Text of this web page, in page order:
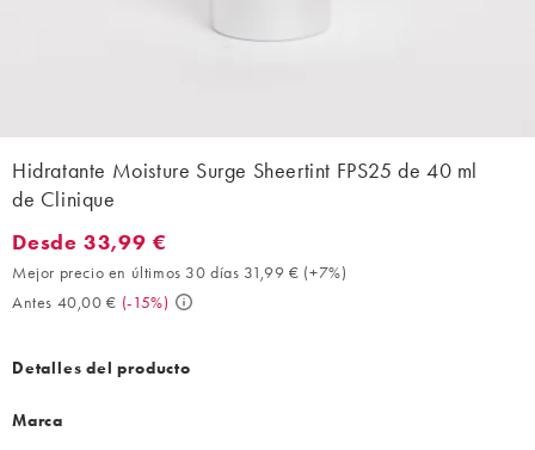
Hidratante Moisture Surge Sheertint FPS25 de 40 ml
de Clinique
Desde 33,99 €. Mejor precio en últimos 30 días 31,99 € (+7%).
Desde 33,99 €
Mejor precio en últimos 30 días 31,99 € (+7%)
Antes 40,00 € (-15%)
Detalles del producto
Marca